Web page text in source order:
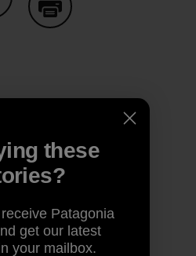
on Copy Link
these
Patagonia
get our latest
your mailbox.